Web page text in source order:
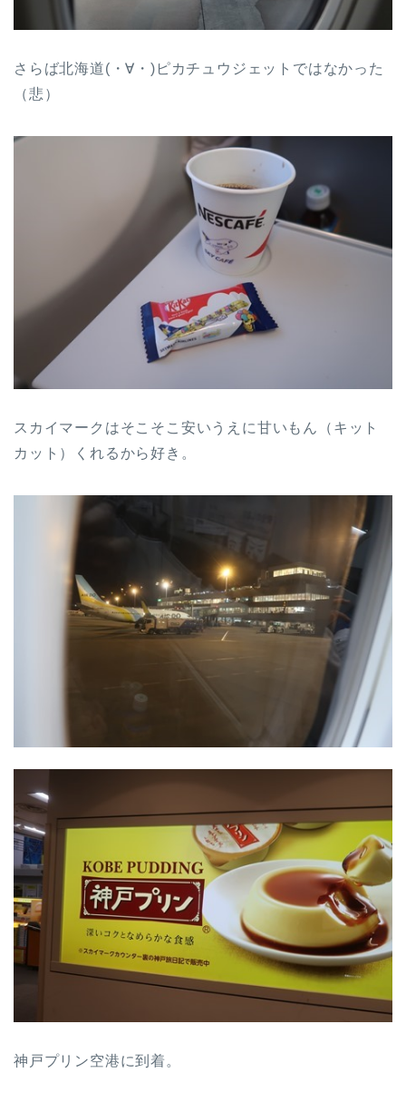
さらば北海道(・∀・)ピカチュウジェットではなかった
（悲）
スカイマークはそこそこ安いうえに甘いもん（キット
カット）くれるから好き。
神戸プリン空港に到着。